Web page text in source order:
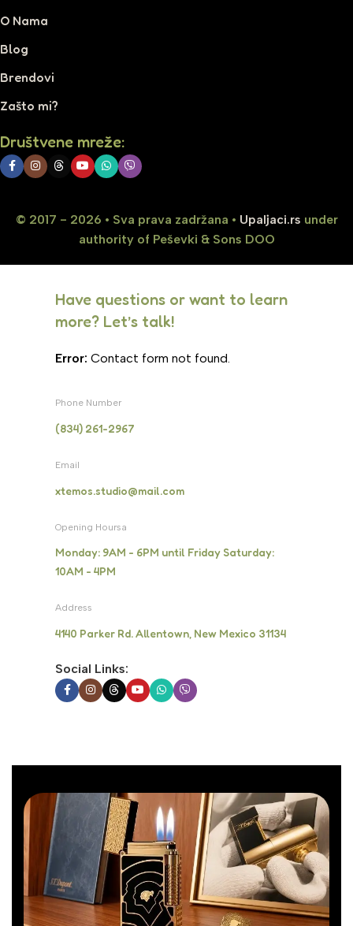
O Nama
Blog
Brendovi
Zašto mi?
Društvene mreže:
© 2017 - 2026 • Sva prava zadržana • Upaljaci.rs under
authority of Peševki & Sons DOO
Have questions or want to learn
more? Let’s talk!
Error: Contact form not found.
Phone Number
(834) 261-2967
Email
xtemos.studio@mail.com
Opening Hoursa
Monday: 9AM - 6PM until Friday Saturday:
10AM - 4PM
Address
4140 Parker Rd. Allentown, New Mexico 31134
Social Links: